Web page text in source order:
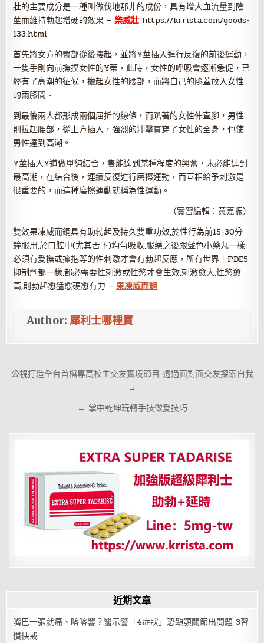
壯的主要成分是一種叫做伐地那非的成份，具有增大血流量到陰
莖而維持勃起增硬的效果 –樂威壯 https://krrista.com/goods-
133.html
首先將女方的臀部從後摟起，並將Y莖插入進行反復的前後運動，
一隻手則向前撫摸女性的Y蒂，此時，女性的呼吸會逐漸急促，已
經有了高潮的征候，擔起女性的腰部，而將自己的膝蓋放入女性
的兩膝間。
到最後兩人都形成兩個屈折的線條，而趴著的女性伸直腳，男性
則拉起腰部，從上方插入，強烈的沖擊貫穿了女性的全身，也使
男性達到高潮。
Y莖插入Y道做單純結合，隻能達到某種程度的興奮，未必能達到
最高潮，在結合後，連續反復進行磨擦運動，而互相給予刺激是
很重要的，而這種磨擦運動就稱為性運動。
（實習編輯：黃嘉振）
雙效果凍威而鋼具有助勃起及持久雙重功效,於性行為前15-30分
鐘服用,於口腔中(尤其舌下)均勻吸收,服藥之後跟藍色小藥丸一樣
必須有愛撫或擁抱等的性刺激才會有勃起反應，所有世界上PDE5
抑制劑都一樣,都必需要性刺激或性慾才會生效,刺激愈大,性慾愈
高,則勃起愈猛愈硬愈有力 –果凍威而鋼
Author:犀利士哪裡買
文
公視打造全台首檔專高校生交友實境節目 透過面對面交友探索自我
→
← 掌中乾坤玩轉手技做愛技巧
近期文章
嘴巴一張就痛、喀喀響？醫示警「4症狀」恐顳顎關節出問題 3習
慣快戒